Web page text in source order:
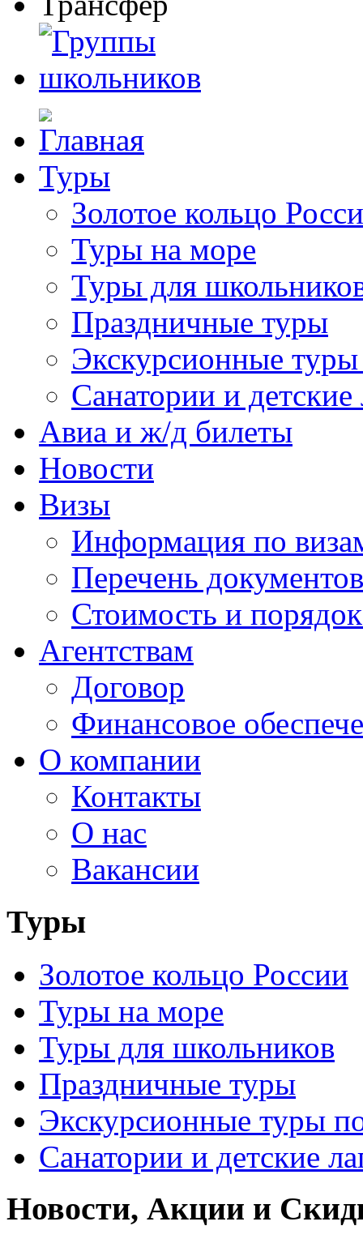
Туры
Золотое кольцо
Туры на море
Туры для
Праздничные туры
Экскурсионные
Санатории и детские
Авиа и ж/д билеты
Новости
Визы
Информация по
Перечень
Стоимость и
Агентствам
Договор
Финансовое
О компании
Контакты
О нас
Вакансии
Туры
Золотое кольцо России
Туры на море
Туры для школьников
Праздничные туры
Экскурсионные туры
Санатории и детские
Новости, Акции и